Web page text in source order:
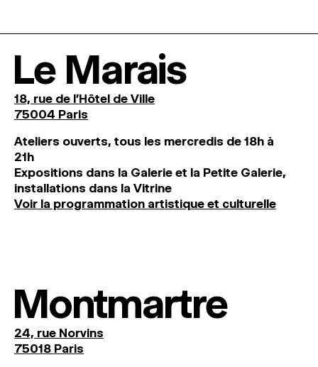
Le Marais
18, rue de l'Hôtel de Ville
75004 Paris
Ateliers ouverts, tous les mercredis de 18h à
21h
Expositions dans la Galerie et la Petite Galerie,
installations dans la Vitrine
Voir la programmation artistique et culturelle
Montmartre
24, rue Norvins
75018 Paris